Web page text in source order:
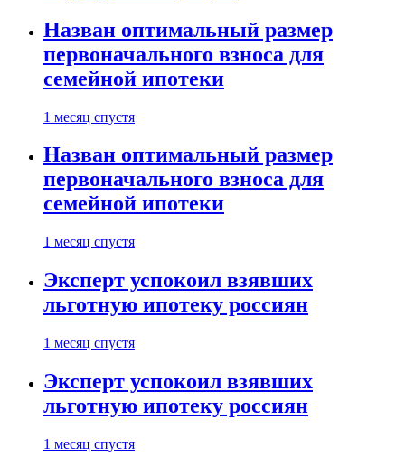
Назван оптимальный размер
первоначального взноса для
семейной ипотеки
1 месяц спустя
Назван оптимальный размер
первоначального взноса для
семейной ипотеки
1 месяц спустя
Эксперт успокоил взявших
льготную ипотеку россиян
1 месяц спустя
Эксперт успокоил взявших
льготную ипотеку россиян
1 месяц спустя